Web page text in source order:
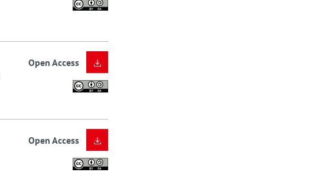
Open Access
Open Access